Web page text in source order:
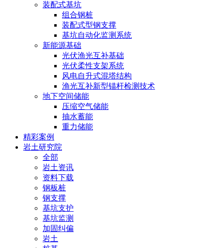
装配式基坑
组合钢桩
装配式型钢支撑
基坑自动化监测系统
新能源基础
光伏渔光互补基础
光伏柔性支架系统
风电自升式混塔结构
渔光互补新型锚杆检测技术
地下空间储能
压缩空气储能
抽水蓄能
重力储能
精彩案例
岩土研究院
全部
岩土资讯
资料下载
钢板桩
钢支撑
基坑支护
基坑监测
加固纠偏
岩土